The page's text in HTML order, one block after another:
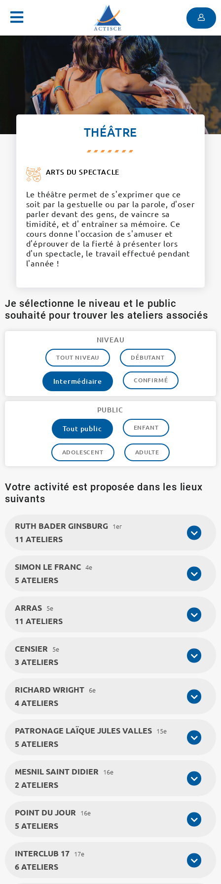
Menu
THÉÂTRE
ARTS DU SPECTACLE
Le théâtre permet de s'exprimer que ce
soit par la gestuelle ou par la parole, d'oser
parler devant des gens, de vaincre sa
timidité, et d' entraîner sa mémoire. Ce
cours donne l'occasion de s'amuser et
d'éprouver de la fierté à présenter lors
d'un spectacle, le travail effectué pendant
l'année !
Je sélectionne le niveau et le public
souhaité pour trouver les ateliers associés
NIVEAU
TOUT NIVEAU DÉBUTANT
Intermédiaire CONFIRMÉ
PUBLIC
Tout public
ENFANT
ADOLESCENT ADULTE
Votre activité est proposée dans les lieux
suivants
RUTH BADER GINSBURG 1er
11 ATELIERS
SIMON LE FRANC 4e
5 ATELIERS
ARRAS 5e
11 ATELIERS
CENSIER 5e
3 ATELIERS
RICHARD WRIGHT 6e
4 ATELIERS
PATRONAGE LAÏQUE JULES VALLES 15e
5 ATELIERS
MESNIL SAINT DIDIER 16e
2 ATELIERS
POINT DU JOUR 16e
5 ATELIERS
INTERCLUB 17 17e
6 ATELIERS